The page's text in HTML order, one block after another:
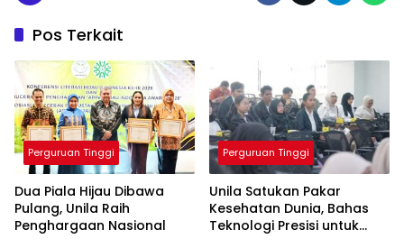
Pos Terkait
Perguruan Tinggi
Dua Piala Hijau Dibawa
Pulang, Unila Raih
Penghargaan Nasional
Perguruan Tinggi
Unila Satukan Pakar
Kesehatan Dunia, Bahas
Teknologi Presisi untuk